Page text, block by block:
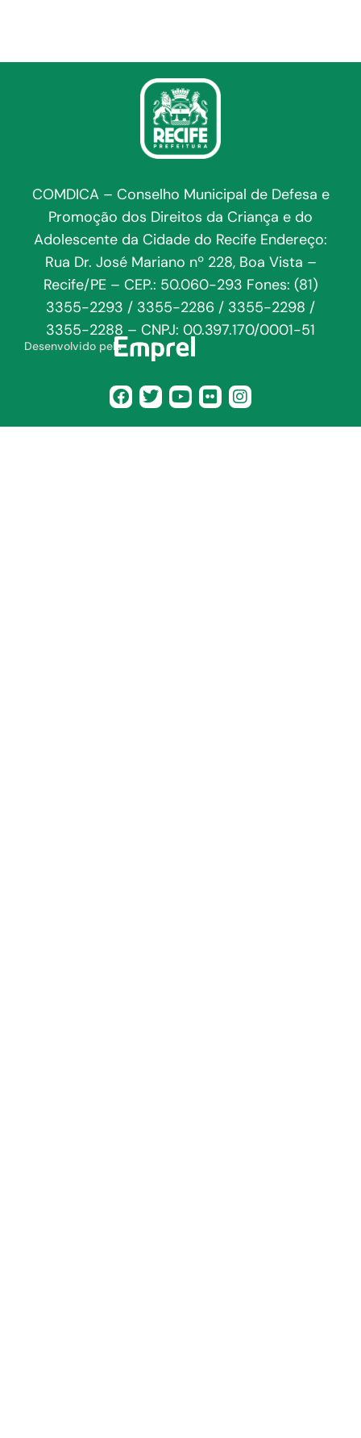
COMDICA – Conselho Municipal de Defesa e
Promoção dos Direitos da Criança e do
Adolescente da Cidade do Recife Endereço:
Rua Dr. José Mariano nº 228, Boa Vista –
Recife/PE – CEP.: 50.060-293 Fones: (81)
3355-2293 / 3355-2286 / 3355-2298 /
3355-2288 – CNPJ: 00.397.170/0001-51
Desenvolvido pela